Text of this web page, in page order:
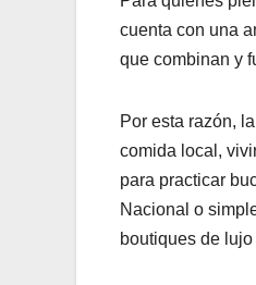
cuenta con una
que combinan y
Por esta razón,
comida local,
para practicar
Nacional o
boutiques de